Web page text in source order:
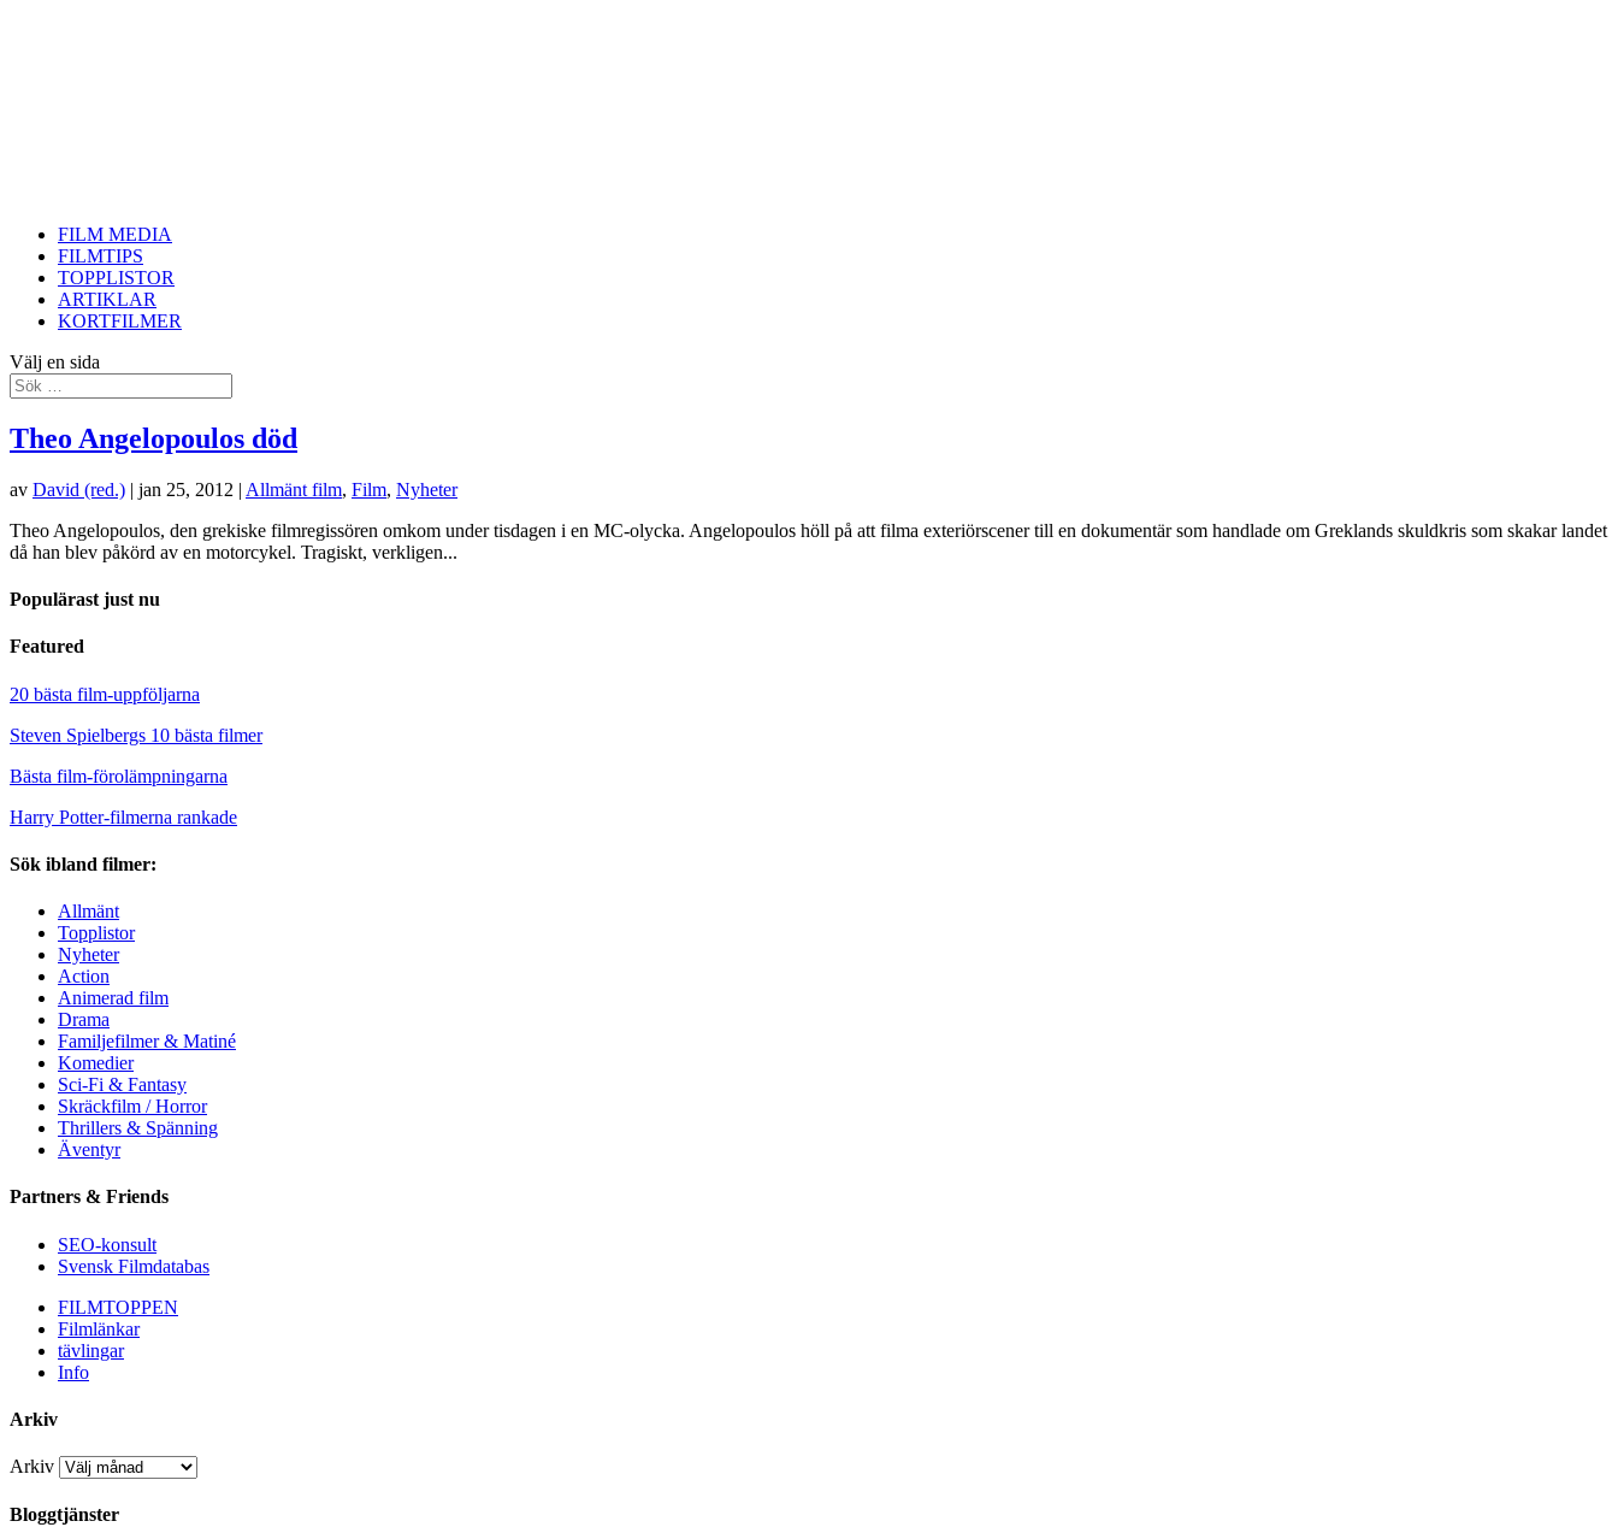
FILM MEDIA
FILMTIPS
TOPPLISTOR
ARTIKLAR
KORTFILMER
Välj en sida
Theo Angelopoulos död
av David (red.) | jan 25, 2012 | Allmänt film, Film, Nyheter
Theo Angelopoulos, den grekiske filmregissören omkom under tisdagen i en MC-olycka. Angelopoulos höll på att filma exteriörscener till en dokumentär som handlade om Greklands skuldkris som skakar landet
då han blev påkörd av en motorcykel. Tragiskt, verkligen...
Populärast just nu
Featured
20 bästa film-uppföljarna
Steven Spielbergs 10 bästa filmer
Bästa film-förolämpningarna
Harry Potter-filmerna rankade
Sök ibland filmer:
Allmänt
Topplistor
Nyheter
Action
Animerad film
Drama
Familjefilmer & Matiné
Komedier
Sci-Fi & Fantasy
Skräckfilm / Horror
Thrillers & Spänning
Äventyr
Partners & Friends
SEO-konsult
Svensk Filmdatabas
FILMTOPPEN
Filmlänkar
tävlingar
Info
Arkiv
Arkiv
Bloggtjänster